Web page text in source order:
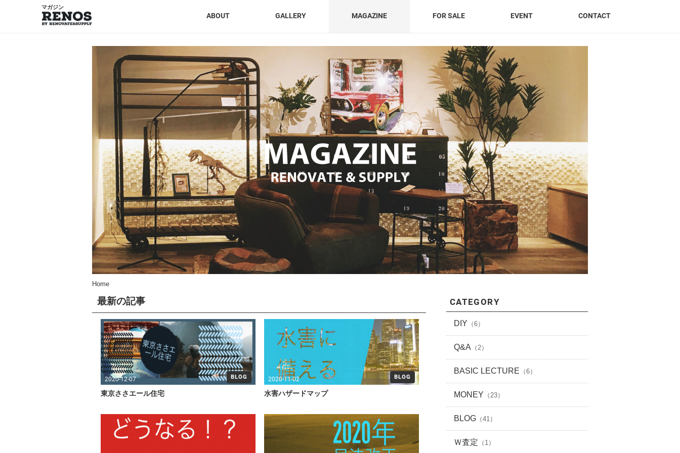
マガジン
ABOUT GALLERY MAGAZINE FOR SALE EVENT CONTACT
Home
最新の記事
2020-12-07 BLOG
東京ささエール住宅
2020-11-02 BLOG
水害ハザードマップ
CATEGORY
DIY （6）
Q&A （2）
BASIC LECTURE （6）
MONEY （23）
BLOG （41）
Ｗ査定 （1）